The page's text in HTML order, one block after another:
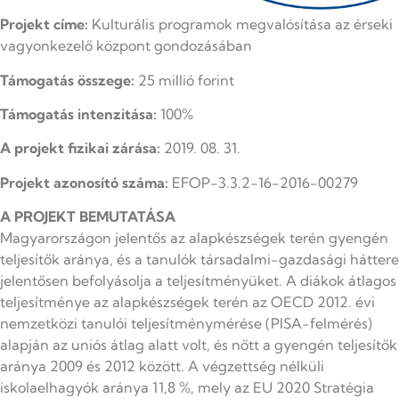
Projekt címe: Kulturális programok megvalósítása az érseki
vagyonkezelő központ gondozásában
Támogatás összege: 25 millió forint
Támogatás intenzitása: 100%
A projekt fizikai zárása: 2019. 08. 31.
Projekt azonosító száma: EFOP-3.3.2-16-2016-00279
A PROJEKT BEMUTATÁSA
Magyarországon jelentős az alapkészségek terén gyengén
teljesítők aránya, és a tanulók társadalmi-gazdasági háttere
jelentősen befolyásolja a teljesítményüket. A diákok átlagos
teljesítménye az alapkészségek terén az OECD 2012. évi
nemzetközi tanulói teljesítménymérése (PISA-felmérés)
alapján az uniós átlag alatt volt, és nőtt a gyengén teljesítők
aránya 2009 és 2012 között. A végzettség nélküli
iskolaelhagyók aránya 11,8 %, mely az EU 2020 Stratégia